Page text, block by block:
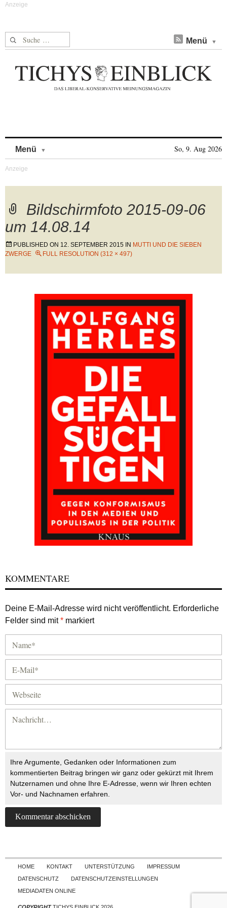
Suche nach: Menü
Menü So, 9. Aug 2026
Bildschirmfoto 2015-09-06
um 14.08.14
PUBLISHED ON 12. SEPTEMBER 2015 IN MUTTI UND DIE SIEBEN
ZWERGE
FULL RESOLUTION (312 × 497)
KOMMENTARE
Deine E-Mail-Adresse wird nicht veröffentlicht. Erforderliche
Felder sind mit* markiert
Ihre Argumente, Gedanken oder Informationen zum
kommentierten Beitrag bringen wir ganz oder gekürzt mit Ihrem
Nutzernamen und ohne Ihre E-Adresse, wenn wir Ihren echten
Vor- und Nachnamen erfahren.
Skip to content
HOME KONTAKT UNTERSTÜTZUNG
IMPRESSUM
DATENSCHUTZ
DATENSCHUTZEINSTELLUNGEN
MEDIADATEN ONLINE